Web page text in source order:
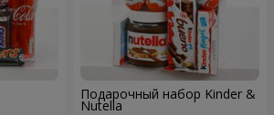
Подарочный набор Kinder &
Nutella